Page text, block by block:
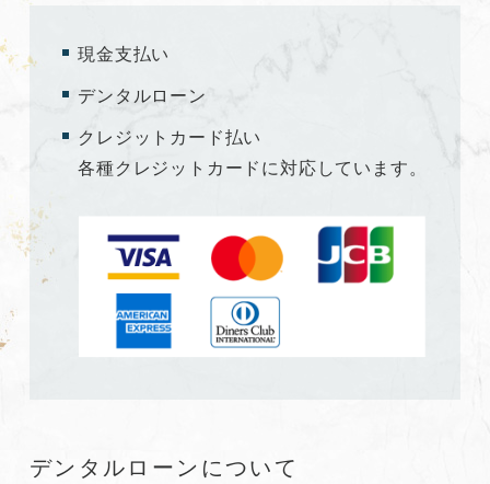
現金支払い
デンタルローン
クレジットカード払い
各種クレジットカードに対応しています。
デンタルローンについて